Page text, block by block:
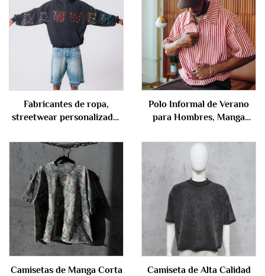
Fabricantes de ropa,
streetwear personalizado,
hombres, lavado vintage
con piedra, con lentejuelas,
unisex
Polo Informal de Verano
para Hombres, Manga
Personalizado en Mezcla
Rayas
Camisetas de Manga Corta
Camiseta de Alta Calidad